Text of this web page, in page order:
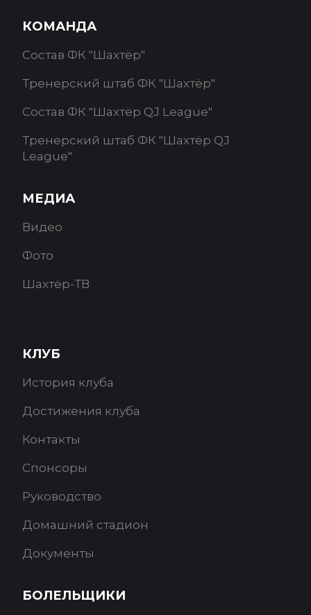
КОМАНДА
Состав ФК "Шахтёр"
Тренерский штаб ФК "Шахтёр"
Состав ФК "Шахтёр QJ League"
Тренерский штаб ФК "Шахтёр QJ
League"
МЕДИА
Видео
Фото
Шахтёр-ТВ
КЛУБ
История клуба
Достижения клуба
Контакты
Спонсоры
Руководство
Домашний стадион
Документы
БОЛЕЛЬЩИКИ